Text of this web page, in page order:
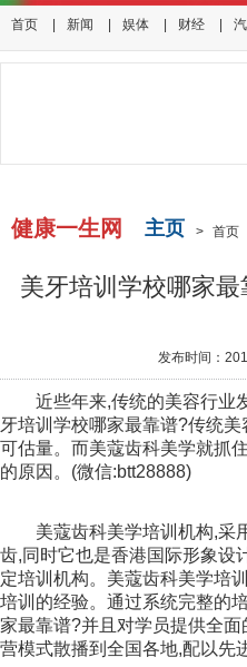
首页 新闻 娱体 财经
健康一生网 主页 > 首页
美牙培训学校哪家
发布时间：
近些年来,传统的美容行业
牙培训学校哪家最靠谱?传统
可估量。而美蔻齿科美学就抓
的原因。(微信:btt28888)
美蔻齿科美学培训机构,采
齿,同时它也是香港国际形象设
定培训机构。美蔻齿科美学培
培训的经验。通过系统完整的
家最靠谱?并且对学员提供全
营模式散播到全国各地,配以先